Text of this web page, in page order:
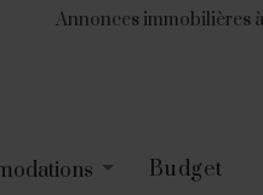
Annonces immobilières
Budget